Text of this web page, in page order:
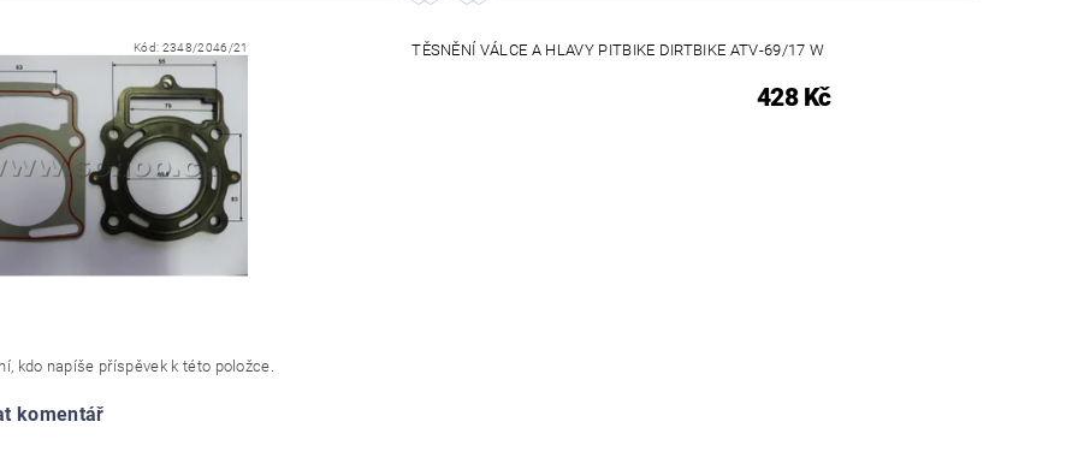
Kód: 2348/2046/21 TĚSNĚNÍ VÁLCE A HLAVY PITBIKE DIRTBIKE ATV-69/17 W
428 Kč
kdo napíše příspěvek k této položce.
komentář